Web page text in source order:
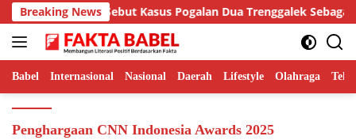
Langsung
ke
konten
Breaking News
Hamdi Putra Sebut Kasus Pogalan Dua Trenggalek Sebagai
Babel Internasional Nasional Daerah Lifestyle Olahraga
Penghargaan CNN Indonesia Awards 2025